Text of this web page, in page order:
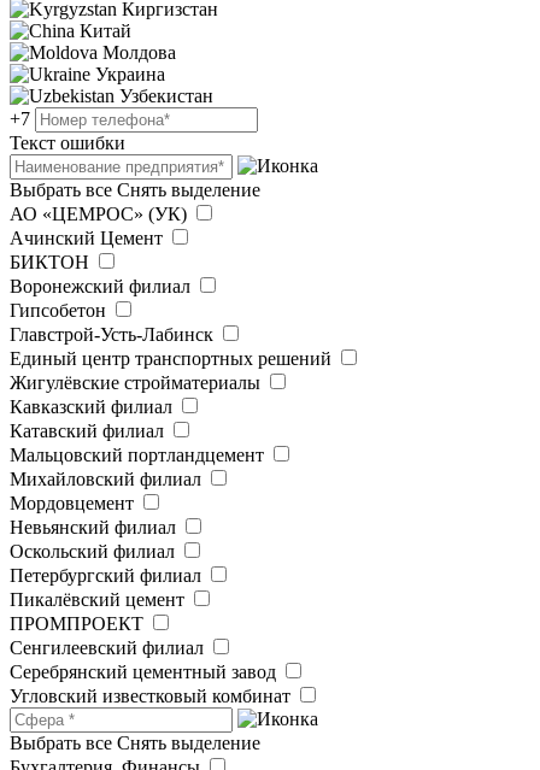
Киргизстан
Китай
Молдова
Украина
Узбекистан
+7
Текст ошибки
Выбрать все Снять выделение
АО «ЦЕМРОС» (УК)
Ачинский Цемент
БИКТОН
Воронежский филиал
Гипсобетон
Главстрой-Усть-Лабинск
Единый центр транспортных решений
Жигулёвские стройматериалы
Кавказский филиал
Катавский филиал
Мальцовский портландцемент
Михайловский филиал
Мордовцемент
Невьянский филиал
Оскольский филиал
Петербургский филиал
Пикалёвский цемент
ПРОМПРОЕКТ
Сенгилеевский филиал
Серебрянский цементный завод
Угловский известковый комбинат
Выбрать все Снять выделение